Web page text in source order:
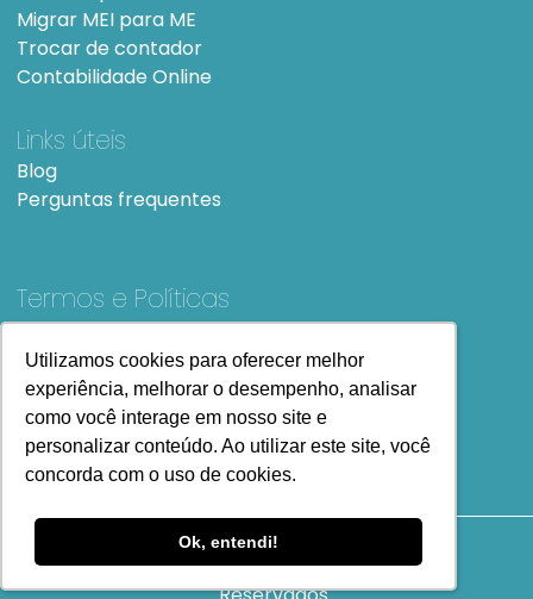
Utilizamos cookies para oferecer melhor
experiência, melhorar o desempenho, analisar
como você interage em nosso site e
personalizar conteúdo. Ao utilizar este site, você
concorda com o uso de cookies.
Ok, entendi!
Utilizamos cookies para oferecer melhor
experiência, melhorar o desempenho, analisar
como você interage em nosso site e
personalizar conteúdo. Ao utilizar este site, você
concorda com o uso de cookies.
Ok, entendi!
Migrar MEI para ME
Trocar de contador
Contabilidade Online
Links úteis
Blog
Perguntas frequentes
Termos e Políticas
Termos e condições de UsoSiteMap
Copyright
2023 Todos os Direitos